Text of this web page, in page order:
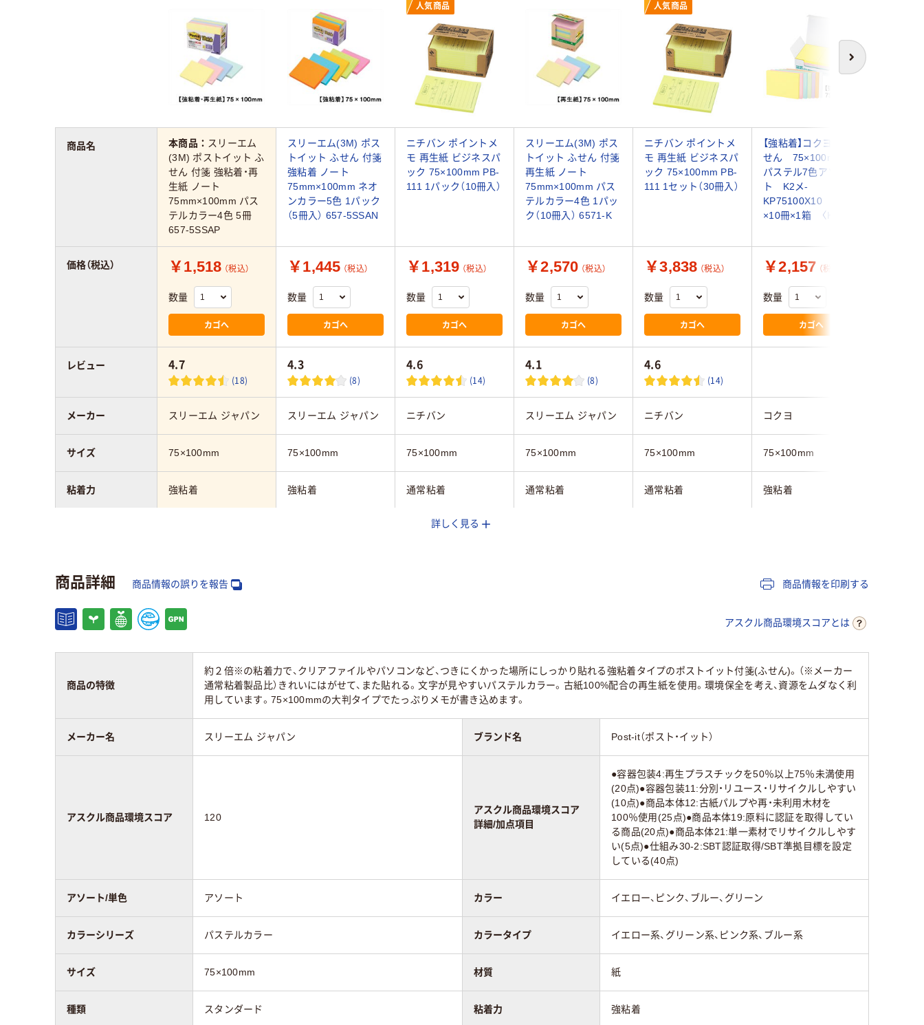
次へ
人気商品 人気商品
本商品： スリーエム
(3M) ポストイット ふ
せん 付箋 強粘着・再
生紙 ノート
75mm×100mm パス
テルカラー4色 5冊
657-5SSAP
スリーエム(3M) ポス
トイット ふせん 付箋
強粘着 ノート
75mm×100mm ネオ
ンカラー5色 1パック
（5冊入） 657-5SSAN
ニチバン ポイントメ
モ 再生紙 ビジネスパ
ック 75×100mm PB-
111 1パック（10冊入）
スリーエム(3M) ポス
トイット ふせん 付箋
再生紙 ノート
75mm×100mm パス
テルカラー4色 1パッ
ク（10冊入） 6571-K
ニチバン ポイントメ
モ 再生紙 ビジネスパ
ック 75×100mm PB-
111 1セット（30冊入）
【強粘着】コクヨ ふ
せん 75×100mm
パステル7色アソー
ト K2メ-
KP75100X10 90枚
×10冊×1箱 〈K2〉
￥1,518 （税込）
数量
カゴへ
￥1,445 （税込）
数量
カゴへ
￥1,319 （税込）
数量
カゴへ
￥2,570 （税込）
数量
カゴへ
￥3,838 （税込）
数量
カゴへ
￥2,157 （税込）
数量
カゴへ
4.7
(18)
4.3
(8)
4.6
(14)
4.1
(8)
4.6
(14)
スリーエム ジャパン スリーエム ジャパン ニチバン スリーエム ジャパン ニチバン コクヨ
75×100mm 75×100mm 75×100mm 75×100mm 75×100mm 75×100mm
強粘着 強粘着 通常粘着 通常粘着 通常粘着 強粘着
系、ピンク系、ブルー
系
パステルカラー ネオンカラー パステルカラー パステルカラー パステルカラー パステルカラー
商品名
価格（税込）
レビュー
メーカー
サイズ
粘着力
スコア
詳しく見る
商品詳細 商品情報の誤りを報告 商品情報を印刷する
アスクル商品環境スコアとは
商品の特徴
約２倍※の粘着力で、クリアファイルやパソコンなど、つきにくかった場所にしっかり貼れる強粘着タイプのポストイット付箋(ふせん)。（※メーカー
通常粘着製品比）きれいにはがせて、また貼れる。文字が見やすいパステルカラー。古紙100%配合の再生紙を使用。環境保全を考え、資源をムダなく利
用しています。75×100mmの大判タイプでたっぷりメモが書き込めます。
メーカー名 スリーエム ジャパン ブランド名 Post-it（ポスト・イット）
アスクル商品環境スコア 120
アスクル商品環境スコア
詳細/加点項目
●容器包装4:再生プラスチックを50％以上75％未満使用
(20点)●容器包装11:分別・リユース・リサイクルしやすい
(10点)●商品本体12:古紙パルプや再・未利用木材を
100％使用(25点)●商品本体19:原料に認証を取得してい
る商品(20点)●商品本体21:単一素材でリサイクルしやす
い(5点)●仕組み30-2:SBT認証取得/SBT準拠目標を設定
している(40点)
アソート/単色 アソート カラー イエロー、ピンク、ブルー、グリーン
カラーシリーズ パステルカラー カラータイプ イエロー系、グリーン系、ピンク系、ブルー系
サイズ 75×100mm 材質 紙
種類 スタンダード 粘着力 強粘着